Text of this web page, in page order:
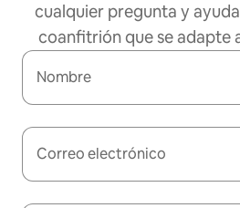
cualquier pregunta y
coanfitrión que se adapte
Nombre
Correo electrónico